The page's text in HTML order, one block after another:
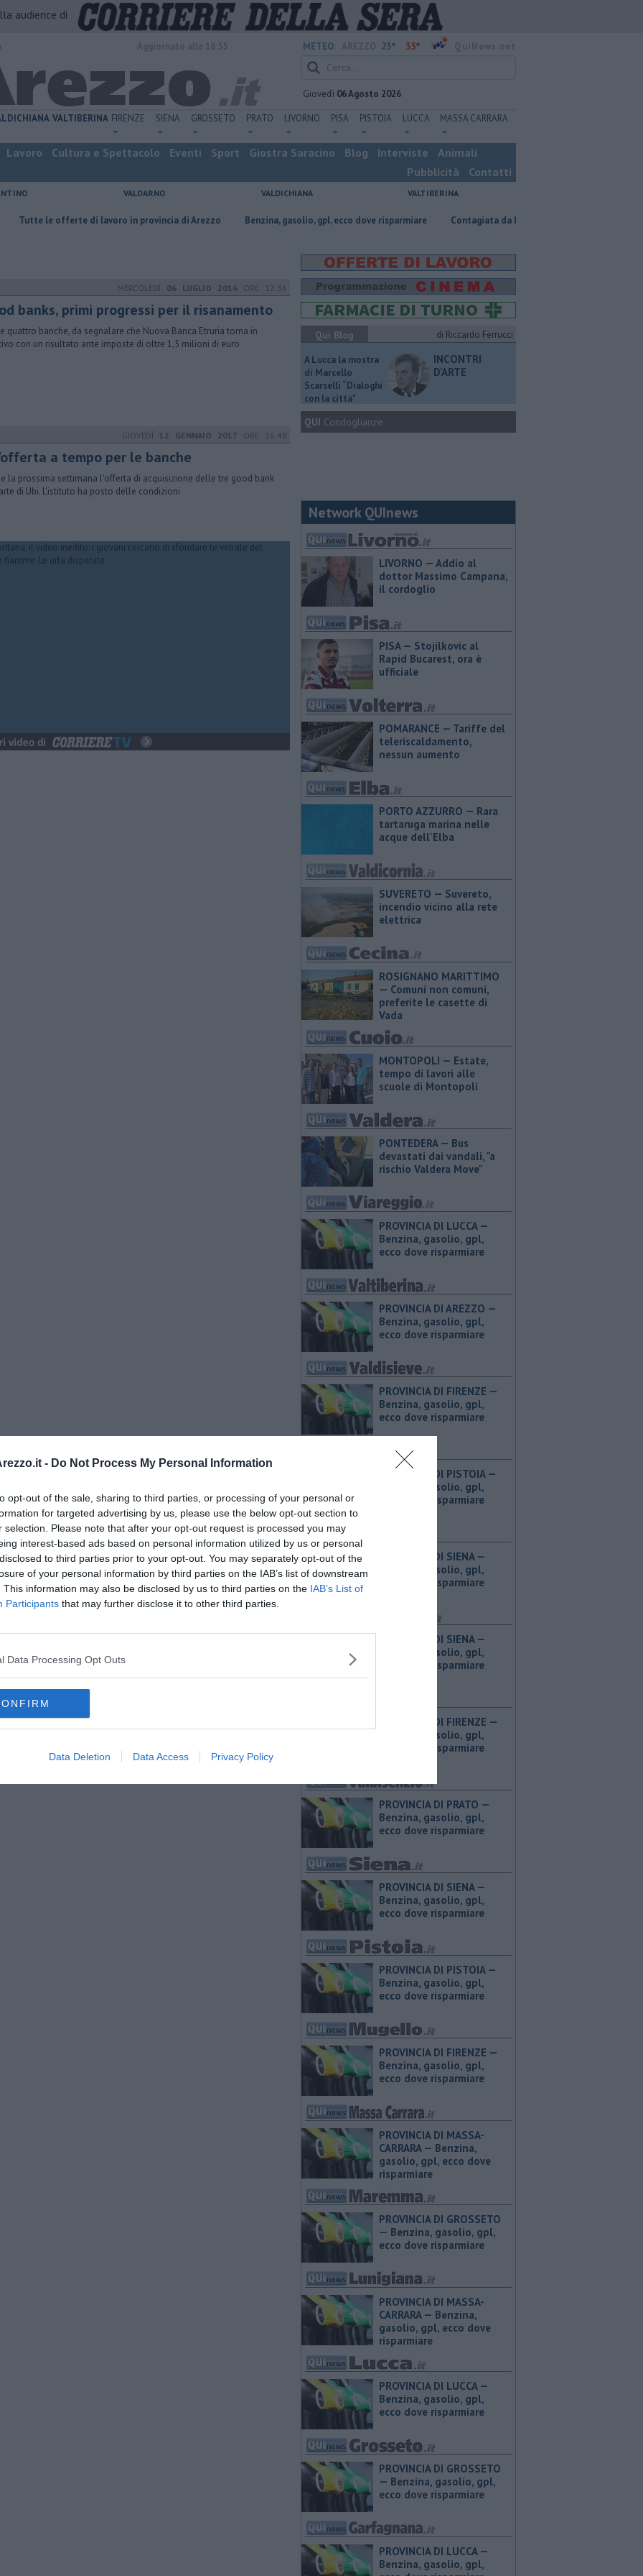
- Do Not Process My Personal Information
opt-out of the sale, sharing to third parties, or processing of your personal or
for targeted advertising by us, please use the below opt-out section to
selection. Please note that after your opt-out request is processed you may
interest-based ads based on personal information utilized by us or personal
to third parties prior to your opt-out. You may separately opt-out of the
of your personal information by third parties on the IAB’s list of downstream
This information may also be disclosed by us to third parties on the IAB’s List of
Participants that may further disclose it to other third parties.
Data Processing Opt Outs
Data Deletion Data Access Privacy Policy
audience di
METEO: 23° 35°
Giovedì 06 Agosto 2026
VALTIBERINA FIRENZE SIENA GROSSETO PRATO LIVORNO PISA PISTOIA LUCCA MASSA CARRARA
Lavoro Cultura e Spettacolo Eventi Sport Giostra Saracino Blog Interviste
Animali
Pubblicità
Contatti
VALDARNO VALDICHIANA VALTIBERINA
di lavoro in provincia di Arezzo ​Benzina, gasolio, gpl, ecco dove risparmiare Contagiata da legionella, non ce l'ha fatta
MERCOLEDÌ 06 LUGLIO 2016 ORE 12:36
banks, primi progressi per il risanamento
quattro banche, da segnalare che Nuova Banca Etruria torna in
con un risultato ante imposte di oltre 1,5 milioni di euro
GIOVEDÌ 12 GENNAIO 2017 ORE 16:48
a tempo per le banche
la prossima settimana l'offerta di acquisizione delle tre good bank
di Ubi. L'istituto ha posto delle condizioni
Qui Blog di Riccardo Ferrucci
A Lucca la mostra
di Marcello
Scarselli “Dialoghi
con la città"
INCONTRI
D'ARTE
QUI Condoglianze
Network QUInews
LIVORNO — Addio al
dottor Massimo Campana,
il cordoglio
PISA — Stojilkovic al
Rapid Bucarest, ora è
ufficiale
POMARANCE — Tariffe del
teleriscaldamento,
nessun aumento
PORTO AZZURRO — Rara
tartaruga marina nelle
acque dell'Elba
SUVERETO — Suvereto,
incendio vicino alla rete
elettrica
ROSIGNANO MARITTIMO
— Comuni non comuni,
preferite le casette di
Vada
MONTOPOLI — Estate,
tempo di lavori alle
scuole di Montopoli
PONTEDERA — Bus
devastati dai vandali, "a
rischio Valdera Move"
PROVINCIA DI LUCCA — ​
Benzina, gasolio, gpl,
ecco dove risparmiare
PROVINCIA DI AREZZO — ​
Benzina, gasolio, gpl,
ecco dove risparmiare
PROVINCIA DI FIRENZE — ​
Benzina, gasolio, gpl,
ecco dove risparmiare
PROVINCIA DI PISTOIA — ​
Benzina, gasolio, gpl,
ecco dove risparmiare
PROVINCIA DI SIENA — ​
Benzina, gasolio, gpl,
ecco dove risparmiare
PROVINCIA DI SIENA — ​
Benzina, gasolio, gpl,
ecco dove risparmiare
PROVINCIA DI FIRENZE — ​
Benzina, gasolio, gpl,
ecco dove risparmiare
PROVINCIA DI PRATO — ​
Benzina, gasolio, gpl,
ecco dove risparmiare
PROVINCIA DI SIENA — ​
Benzina, gasolio, gpl,
ecco dove risparmiare
PROVINCIA DI PISTOIA — ​
Benzina, gasolio, gpl,
ecco dove risparmiare
PROVINCIA DI FIRENZE — ​
Benzina, gasolio, gpl,
ecco dove risparmiare
PROVINCIA DI MASSA-
CARRARA — ​Benzina,
gasolio, gpl, ecco dove
risparmiare
PROVINCIA DI GROSSETO
— ​Benzina, gasolio, gpl,
ecco dove risparmiare
PROVINCIA DI MASSA-
CARRARA — ​Benzina,
gasolio, gpl, ecco dove
risparmiare
PROVINCIA DI LUCCA — ​
Benzina, gasolio, gpl,
ecco dove risparmiare
PROVINCIA DI GROSSETO
— ​Benzina, gasolio, gpl,
ecco dove risparmiare
PROVINCIA DI LUCCA — ​
Benzina, gasolio, gpl,